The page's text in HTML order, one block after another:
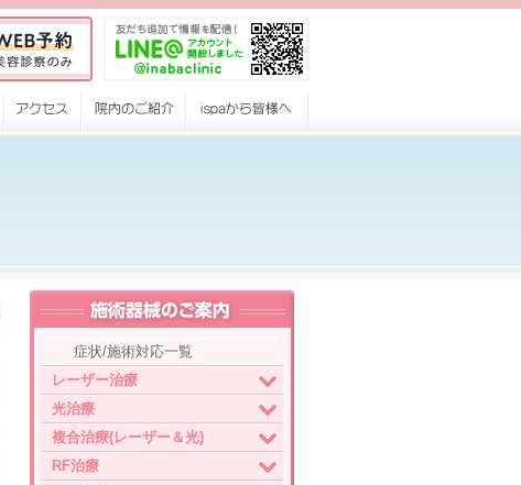
症状/施術対応一覧
レーザー治療
光治療
複合治療(レーザー＆光)
RF治療